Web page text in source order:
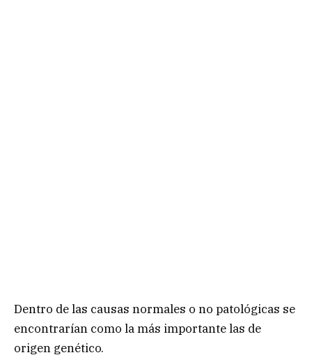
Dentro de las causas normales o no patológicas se
encontrarían como la más importante las de
origen genético.